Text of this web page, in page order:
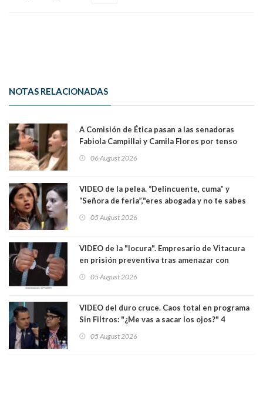
NOTAS RELACIONADAS
A Comisión de Ética pasan a las senadoras
Fabiola Campillai y Camila Flores por tenso
06 August 2026
VIDEO de la pelea. “Delincuente, cuma” y
“Señora de feria”,"eres abogada y no te sabes
senadoras Camila Flores y Fabiola Campillai en
05 August 2026
VIDEO de la "locura". Empresario de Vitacura
en prisión preventiva tras amenazar con
Los persiguió en potente camioneta
05 August 2026
VIDEO del duro cruce. Caos total en programa
Sin Filtros: "¿Me vas a sacar los ojos?" 4
excarabinero que dejó ciego a Gustavo Gatica:
05 August 2026